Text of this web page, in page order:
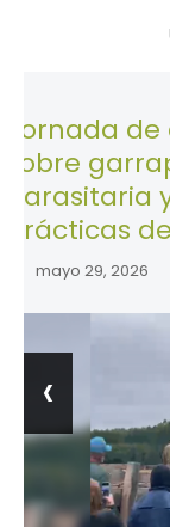
y buenas
de manejo
‹